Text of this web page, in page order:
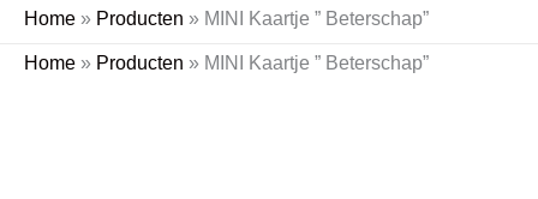
Home » Producten » MINI Kaartje ” Beterschap”
Home » Producten » MINI Kaartje ” Beterschap”
MINI